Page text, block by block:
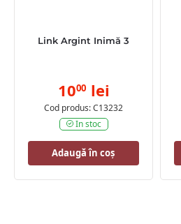
Link Argint Inimă 3
1000 lei
Cod produs: C13232
In stoc
Adaugă în coș